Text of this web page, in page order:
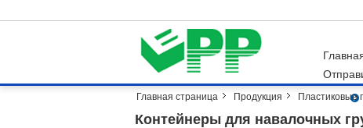
Главная страница Продукция Пластиковые
Контейнеры для навалочных